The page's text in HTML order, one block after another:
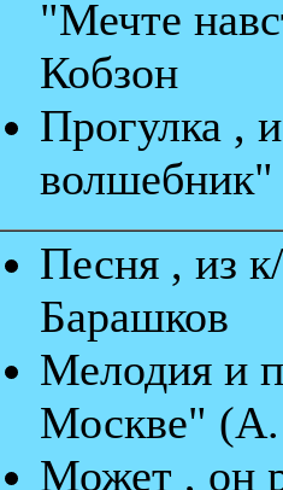
"Мечте
Кобзон
Прогулка ,
волшебник"
Песня , из
Барашков
Мелодия и
Москве"
Может , он